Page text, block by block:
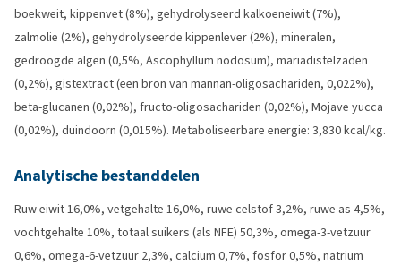
boekweit, kippenvet (8%), gehydrolyseerd kalkoeneiwit (7%),
zalmolie (2%), gehydrolyseerde kippenlever (2%), mineralen,
gedroogde algen (0,5%, Ascophyllum nodosum), mariadistelzaden
(0,2%), gistextract (een bron van mannan-oligosachariden, 0,022%),
beta-glucanen (0,02%), fructo-oligosachariden (0,02%), Mojave yucca
(0,02%), duindoorn (0,015%). Metaboliseerbare energie: 3,830 kcal/kg.
Analytische bestanddelen
Ruw eiwit 16,0%, vetgehalte 16,0%, ruwe celstof 3,2%, ruwe as 4,5%,
vochtgehalte 10%, totaal suikers (als NFE) 50,3%, omega-3-vetzuur
0,6%, omega-6-vetzuur 2,3%, calcium 0,7%, fosfor 0,5%, natrium